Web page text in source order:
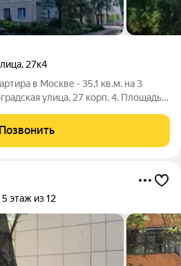
, 27к4
в Москве - 35,1 кв.м. на 3
улица, 27 корп. 4. Площадь
Позвонить
5 этаж из 12